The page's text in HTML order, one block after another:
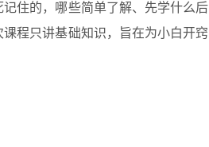
住的，哪些简单了解、先学什么后
程只讲基础知识，旨在为小白开窍